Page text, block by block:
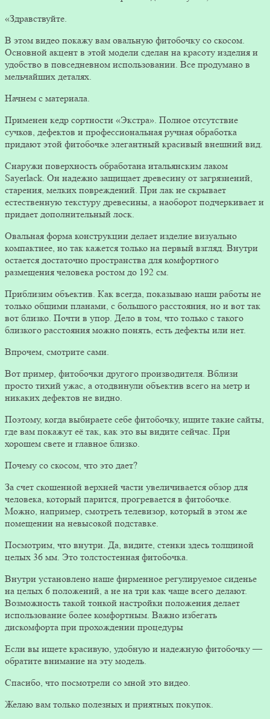
«Здравствуйте.
В этом видео покажу вам овальную фитобочку со скосом.
Основной акцент в этой модели сделан на красоту изделия и
удобство в повседневном использовании. Все продумано в
мельчайших деталях.
Начнем с материала.
Применен кедр сортности «Экстра». Полное отсутствие
сучков, дефектов и профессиональная ручная обработка
придают этой фитобочке элегантный красивый внешний вид.
Снаружи поверхность обработана итальянским лаком
Sayerlack. Он надежно защищает древесину от загрязнений,
старения, мелких повреждений. При лак не скрывает
естественную текстуру древесины, а наоборот подчеркивает и
придает дополнительный лоск.
Овальная форма конструкции делает изделие визуально
компактнее, но так кажется только на первый взгляд. Внутри
остается достаточно пространства для комфортного
размещения человека ростом до 192 см.
Приблизим объектив. Как всегда, показываю наши работы не
только общими планами, с большого расстояния, но и вот так
вот близко. Почти в упор. Дело в том, что только с такого
близкого расстояния можно понять, есть дефекты или нет.
Впрочем, смотрите сами.
Вот пример, фитобочки другого производителя. Вблизи
просто тихий ужас, а отодвинули объектив всего на метр и
никаких дефектов не видно.
Поэтому, когда выбираете себе фитобочку, ищите такие сайты,
где вам покажут её так, как это вы видите сейчас. При
хорошем свете и главное близко.
Почему со скосом, что это дает?
За счет скошенной верхней части увеличивается обзор для
человека, который парится, прогревается в фитобочке.
Можно, например, смотреть телевизор, который в этом же
помещении на невысокой подставке.
Посмотрим, что внутри. Да, видите, стенки здесь толщиной
целых 36 мм. Это толстостенная фитобочка.
Внутри установлено наше фирменное регулируемое сиденье
на целых 6 положений, а не на три как чаще всего делают.
Возможность такой тонкой настройки положения делает
использование более комфортным. Важно избегать
дискомфорта при прохождении процедуры
Если вы ищете красивую, удобную и надежную фитобочку —
обратите внимание на эту модель.
Спасибо, что посмотрели со мной это видео.
Желаю вам только полезных и приятных покупок.